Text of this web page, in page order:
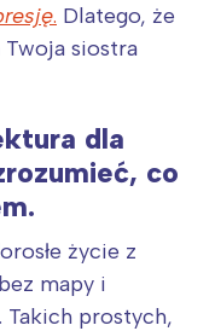
. Dlatego, że
siostra
dla
co
życie z
mapy i
prostych,